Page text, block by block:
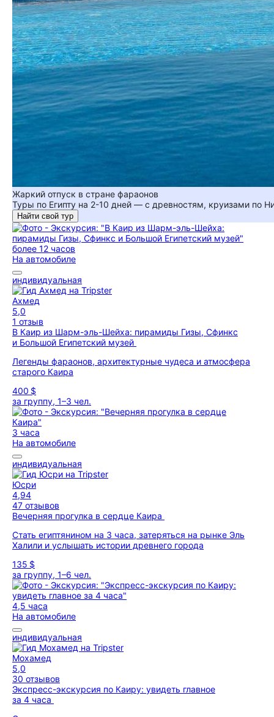
Жаркий отпуск в стране фараонов
Туры по Египту на 2-10 дней — с древностям, круизами по
Найти свой тур
более 12 часов
На автомобиле
индивидуальная
Ахмед
5,0
1 отзыв
В Каир из Шарм-эль-Шейха: пирамиды Гизы, Сфинкс
и Большой Египетский музей
Легенды фараонов, архитектурные чудеса и атмосфера
старого Каира
400 $
за группу, 1–3 чел.
3 часа
На автомобиле
индивидуальная
Юсри
4,94
47 отзывов
Вечерняя прогулка в сердце Каира
Стать египтянином на 3 часа, затеряться на рынке Эль
Халили и услышать истории древнего города
135 $
за группу, 1–6 чел.
4,5 часа
На автомобиле
индивидуальная
Мохамед
5,0
30 отзывов
Экспресс-экскурсия по Каиру: увидеть главное
за 4 часа